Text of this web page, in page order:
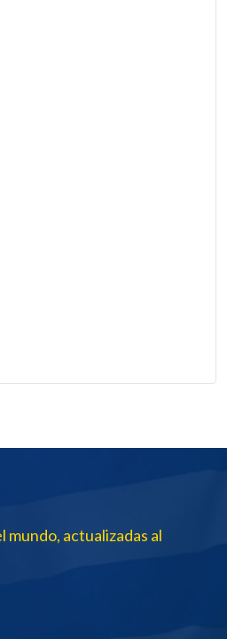
mundo, actualizadas al